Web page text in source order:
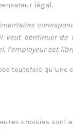
légal.
veut continuer
l’employeur est
toutefois
choisies sont